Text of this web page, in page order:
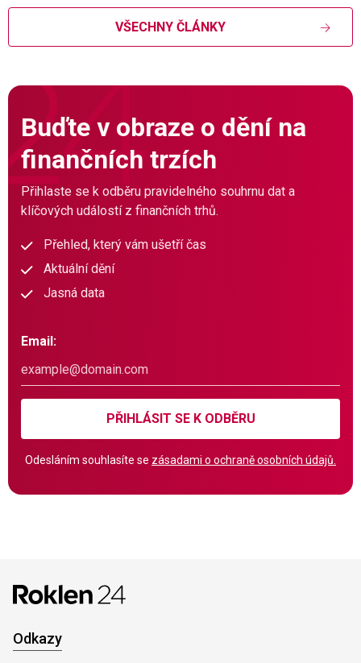
VŠECHNY ČLÁNKY
Buďte v obraze o dění na
finančních trzích
Přihlaste se k odběru pravidelného souhrnu dat a
klíčových událostí z finančních trhů.
Přehled, který vám ušetří čas
Aktuální dění
Jasná data
Email:
PŘIHLÁSIT SE K ODBĚRU
Odesláním souhlasíte se zásadami o ochraně osobních údajů.
Odkazy